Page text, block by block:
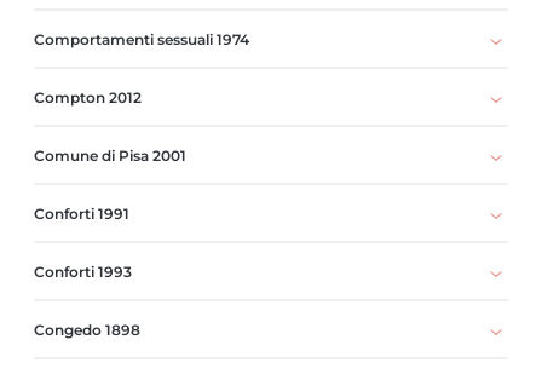
Comportamenti sessuali 1974
Compton 2012
Comune di Pisa 2001
Conforti 1991
Conforti 1993
Congedo 1898